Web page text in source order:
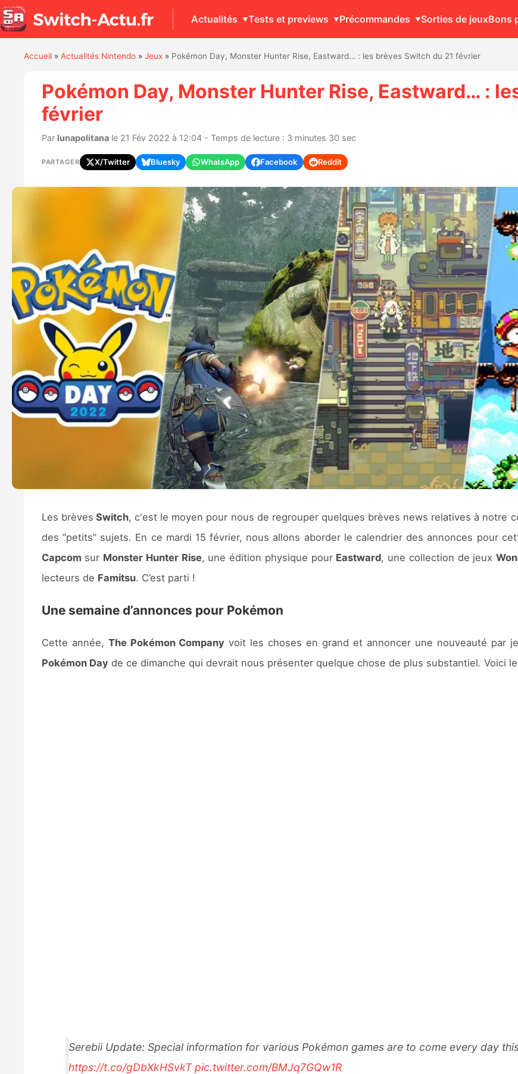
Actualités Tests et previews Précommandes Sorties de jeuxBons
Accueil» Actualités Nintendo» Jeux» Pokémon Day, Monster Hunter Rise, Eastward… : les brèves Switch du 21 février
Pokémon Day, Monster Hunter Rise, Eastward… :
février
Par lunapolitanale 21 Fév 2022 à 12:04 - Temps de lecture : 3 minutes 30 sec
PARTAGER X/Twitter Bluesky WhatsApp Facebook Reddit
Les brèves Switch, c'est le moyen pour nous de regrouper quelques brèves news relatives à notre
des “petits” sujets. En ce mardi 15 février, nous allons aborder le calendrier des annonces pour
Capcom sur Monster Hunter Rise, une édition physique pour Eastward, une collection de jeux
lecteurs de Famitsu. C’est parti !
Une semaine d’annonces pour Pokémon
Cette année, The Pokémon Company voit les choses en grand et annoncer une nouveauté par
Pokémon Dayde ce dimanche qui devrait nous présenter quelque chose de plus substantiel. Voici
Serebii Update: Special information for various Pokémon games are to come every day
https://t.co/gDbXkHSvkT pic.twitter.com/BMJq7GQw1R